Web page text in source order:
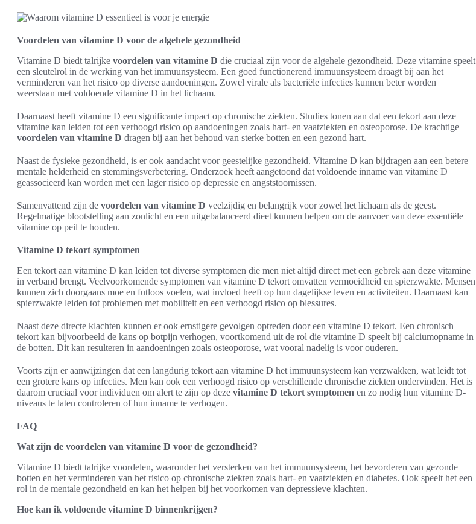
Voordelen van vitamine D voor de algehele gezondheid
Vitamine D biedt talrijke voordelen van vitamine D die cruciaal zijn voor de algehele gezondheid. Deze vitamine speelt
een sleutelrol in de werking van het immuunsysteem. Een goed functionerend immuunsysteem draagt bij aan het
verminderen van het risico op diverse aandoeningen. Zowel virale als bacteriële infecties kunnen beter worden
weerstaan met voldoende vitamine D in het lichaam.
Daarnaast heeft vitamine D een significante impact op chronische ziekten. Studies tonen aan dat een tekort aan deze
vitamine kan leiden tot een verhoogd risico op aandoeningen zoals hart- en vaatziekten en osteoporose. De krachtige
voordelen van vitamine D dragen bij aan het behoud van sterke botten en een gezond hart.
Naast de fysieke gezondheid, is er ook aandacht voor geestelijke gezondheid. Vitamine D kan bijdragen aan een betere
mentale helderheid en stemmingsverbetering. Onderzoek heeft aangetoond dat voldoende inname van vitamine D
geassocieerd kan worden met een lager risico op depressie en angststoornissen.
Samenvattend zijn de voordelen van vitamine D veelzijdig en belangrijk voor zowel het lichaam als de geest.
Regelmatige blootstelling aan zonlicht en een uitgebalanceerd dieet kunnen helpen om de aanvoer van deze essentiële
vitamine op peil te houden.
Vitamine D tekort symptomen
Een tekort aan vitamine D kan leiden tot diverse symptomen die men niet altijd direct met een gebrek aan deze vitamine
in verband brengt. Veelvoorkomende symptomen van vitamine D tekort omvatten vermoeidheid en spierzwakte. Mensen
kunnen zich doorgaans moe en futloos voelen, wat invloed heeft op hun dagelijkse leven en activiteiten. Daarnaast kan
spierzwakte leiden tot problemen met mobiliteit en een verhoogd risico op blessures.
Naast deze directe klachten kunnen er ook ernstigere gevolgen optreden door een vitamine D tekort. Een chronisch
tekort kan bijvoorbeeld de kans op botpijn verhogen, voortkomend uit de rol die vitamine D speelt bij calciumopname in
de botten. Dit kan resulteren in aandoeningen zoals osteoporose, wat vooral nadelig is voor ouderen.
Voorts zijn er aanwijzingen dat een langdurig tekort aan vitamine D het immuunsysteem kan verzwakken, wat leidt tot
een grotere kans op infecties. Men kan ook een verhoogd risico op verschillende chronische ziekten ondervinden. Het is
daarom cruciaal voor individuen om alert te zijn op deze vitamine D tekort symptomen en zo nodig hun vitamine D-
niveaus te laten controleren of hun inname te verhogen.
FAQ
Wat zijn de voordelen van vitamine D voor de gezondheid?
Vitamine D biedt talrijke voordelen, waaronder het versterken van het immuunsysteem, het bevorderen van gezonde
botten en het verminderen van het risico op chronische ziekten zoals hart- en vaatziekten en diabetes. Ook speelt het een
rol in de mentale gezondheid en kan het helpen bij het voorkomen van depressieve klachten.
Hoe kan ik voldoende vitamine D binnenkrijgen?